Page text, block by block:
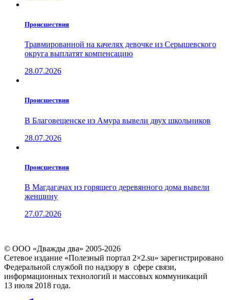
Проиcшествия
Травмированной на качелях девочке из Серышевского
округа выплатят компенсацию
28.07.2026
Проиcшествия
В Благовещенске из Амура вывели двух школьников
28.07.2026
Проиcшествия
В Магдагачах из горящего деревянного дома вывели
женщину
27.07.2026
© ООО «Дважды два» 2005-2026
Сетевое издание «Полезный портал 2×2.su» зарегистрировано
Федеральной службой по надзору в сфере связи,
информационных технологий и массовых коммуникаций
13 июля 2018 года.